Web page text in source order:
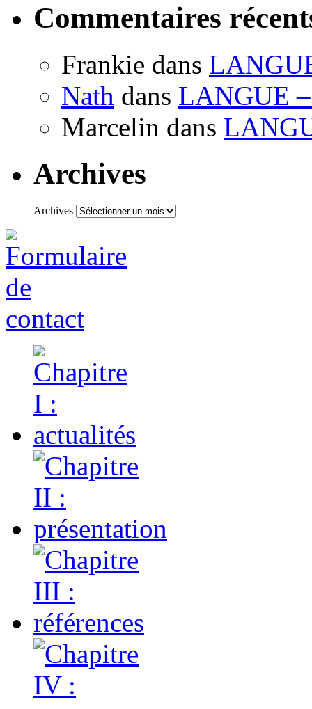
Commentaires
Frankie dans
Nath dans LANGUE –
Marcelin dans
Archives
Archives